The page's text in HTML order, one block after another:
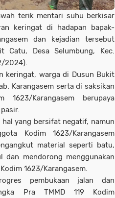
terik mentari suhu berkisar
keringat di hadapan bapak-
dan kejadian tersebut
Desa Selumbung, Kec.
2024).
keringat, warga di Dusun Bukit
Karangasem serta di saksikan
Karangasem berupaya
yang bersifat negatif, namun
Kodim 1623/Karangasem
material seperti batu,
dan mendorong menggunakan
1623/Karangasem.
pembukaan jalan dan
Pra TMMD 119 Kodim